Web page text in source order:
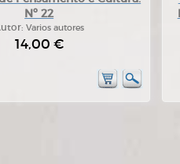
Nº 22
Varios autores
14,00 €